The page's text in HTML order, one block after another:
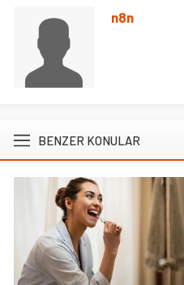
n8n
BENZER KONULAR